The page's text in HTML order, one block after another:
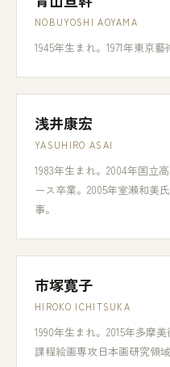
NOBUYOSHI AOYAMA
1945年生まれ。1971年東京藝
浅井康宏
YASUHIRO ASAI
1983年生まれ。2004年国立
ース卒業。2005年室瀬和美
事。
市塚寛子
HIROKO ICHITSUKA
1990年生まれ。2015年多摩
課程絵画専攻日本画研究領域